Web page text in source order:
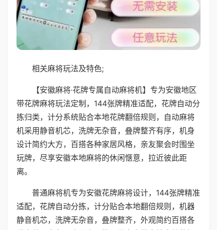
相关麻将玩法及特色;
【安徽麻将·花牌专属自动麻将机】专为安徽地区
带花牌麻将玩法定制，144张牌精准适配，花牌自动分
拣归类，计分系统贴合本地花牌翻倍规则，自动麻将
机采用静音机芯，洗牌无杂音，叠牌整齐有序，机身
设计简约大方，百搭各种家居风格，亲友聚会时围坐
玩牌，尽享安徽本地麻将的休闲惬意，拉近彼此距
离。
普通麻将机专为安徽花牌麻将设计，144张牌精准
适配，花牌自动分拣，计分贴合本地翻倍规则，机器
静音机芯，洗牌无杂音，叠牌整齐，外观简约百搭各